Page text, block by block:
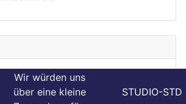
Wir würden uns
über eine kleine
STUDIO-STD